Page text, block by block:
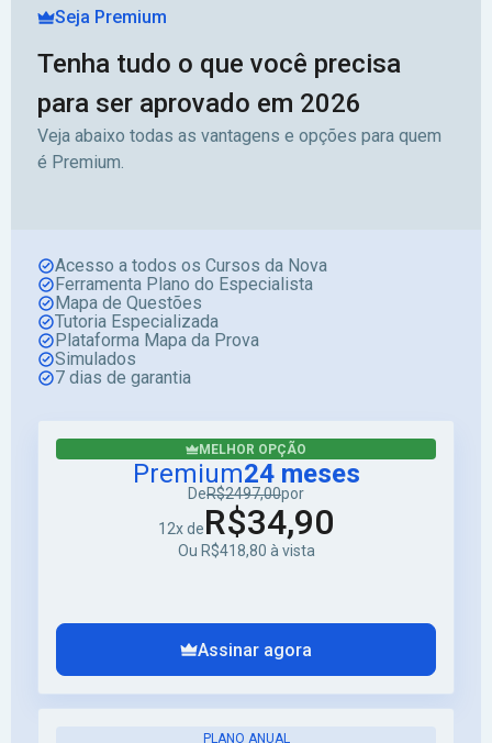
Seja Premium
Tenha tudo o que você precisa
para ser aprovado em 2026
Veja abaixo todas as vantagens e opções para quem
é Premium.
Acesso a todos os Cursos da Nova
Ferramenta Plano do Especialista
Mapa de Questões
Tutoria Especializada
Plataforma Mapa da Prova
Simulados
7 dias de garantia
MELHOR OPÇÃO
Premium24 meses
DeR$2497,00por
12x deR$34,90
Ou R$418,80 à vista
Assinar agora
PLANO ANUAL